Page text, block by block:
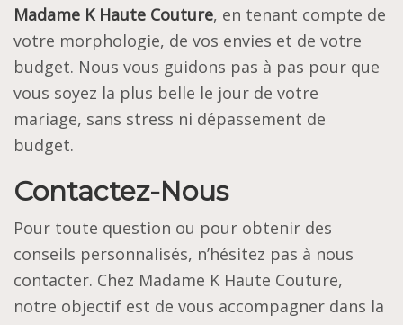
Madame K Haute Couture, en tenant compte de
votre morphologie, de vos envies et de votre
budget. Nous vous guidons pas à pas pour que
vous soyez la plus belle le jour de votre
mariage, sans stress ni dépassement de
budget.
Contactez-Nous
Pour toute question ou pour obtenir des
conseils personnalisés, n’hésitez pas à nous
contacter. Chez Madame K Haute Couture,
notre objectif est de vous accompagner dans la